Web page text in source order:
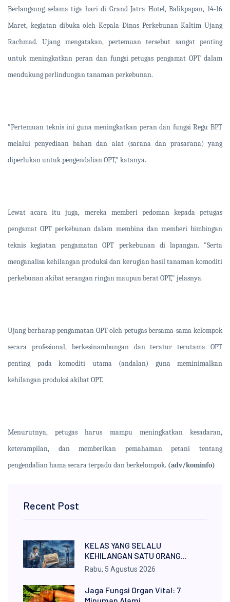
Berlangsung selama tiga hari di Grand Jatra Hotel, Balikpapan, 14-16
Maret, kegiatan dibuka oleh Kepala Dinas Perkebunan Kaltim Ujang
Rachmad. Ujang mengatakan, pertemuan tersebut sangat penting
untuk meningkatkan peran dan fungsi petugas pengamat OPT dalam
mendukung perlindungan tanaman perkebunan.
"Pertemuan teknis ini guna meningkatkan peran dan fungsi Regu BPT
melalui penyediaan bahan dan alat (sarana dan prasarana) yang
diperlukan untuk pengendalian OPT," katanya.
Lewat acara itu juga, mereka memberi pedoman kepada petugas
pengamat OPT perkebunan dalam membina dan memberi bimbingan
teknis kegiatan pengamatan OPT perkebunan di lapangan. "Serta
menganalisa kehilangan produksi dan kerugian hasil tanaman komoditi
perkebunan akibat serangan ringan maupun berat OPT," jelasnya.
Ujang berharap pengamatan OPT oleh petugas bersama-sama kelompok
secara profesional, berkesinambungan dan teratur terutama OPT
penting pada komoditi utama (andalan) guna meminimalkan
kehilangan produksi akibat OPT.
Menurutnya, petugas harus mampu meningkatkan kesadaran,
keterampilan, dan memberikan pemahaman petani tentang
pengendalian hama secara terpadu dan berkelompok. (adv/kominfo)
Recent Post
KELAS YANG SELALU
KEHILANGAN SATU ORANG...
Rabu, 5 Agustus 2026
Jaga Fungsi Organ Vital: 7